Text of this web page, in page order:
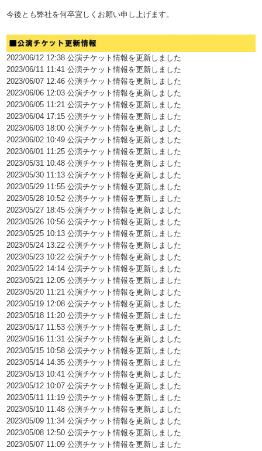
今後とも弊社を何卒宜しくお願い申し上げます。
2023/06/12 12:38 公演チケット情報を更新しました
2023/06/11 11:41 公演チケット情報を更新しました
2023/06/07 12:46 公演チケット情報を更新しました
2023/06/06 12:03 公演チケット情報を更新しました
2023/06/05 11:21 公演チケット情報を更新しました
2023/06/04 17:15 公演チケット情報を更新しました
2023/06/03 18:00 公演チケット情報を更新しました
2023/06/02 10:49 公演チケット情報を更新しました
2023/06/01 11:25 公演チケット情報を更新しました
2023/05/31 10:48 公演チケット情報を更新しました
2023/05/30 11:13 公演チケット情報を更新しました
2023/05/29 11:55 公演チケット情報を更新しました
2023/05/28 10:52 公演チケット情報を更新しました
2023/05/27 18:45 公演チケット情報を更新しました
2023/05/26 10:56 公演チケット情報を更新しました
2023/05/25 10:13 公演チケット情報を更新しました
2023/05/24 13:22 公演チケット情報を更新しました
2023/05/23 10:22 公演チケット情報を更新しました
2023/05/22 14:14 公演チケット情報を更新しました
2023/05/21 12:05 公演チケット情報を更新しました
2023/05/20 11:21 公演チケット情報を更新しました
2023/05/19 12:08 公演チケット情報を更新しました
2023/05/18 11:20 公演チケット情報を更新しました
2023/05/17 11:53 公演チケット情報を更新しました
2023/05/16 11:31 公演チケット情報を更新しました
2023/05/15 10:58 公演チケット情報を更新しました
2023/05/14 14:35 公演チケット情報を更新しました
2023/05/13 10:41 公演チケット情報を更新しました
2023/05/12 10:07 公演チケット情報を更新しました
2023/05/11 11:19 公演チケット情報を更新しました
2023/05/10 11:48 公演チケット情報を更新しました
2023/05/09 11:34 公演チケット情報を更新しました
2023/05/08 12:50 公演チケット情報を更新しました
2023/05/07 11:09 公演チケット情報を更新しました